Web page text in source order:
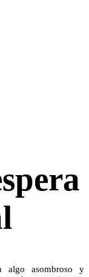
algo asombroso y